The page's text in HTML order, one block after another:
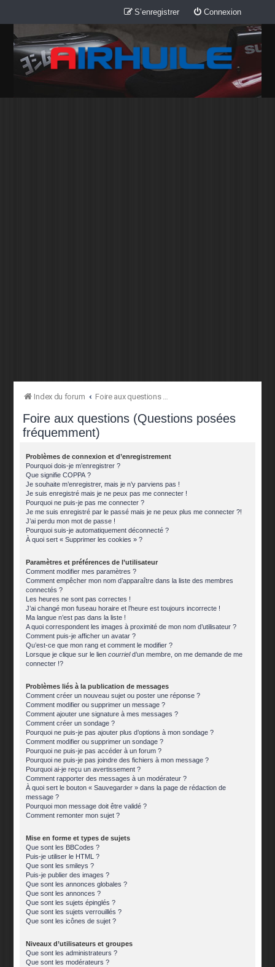
Connexion
S’enregistrer
Index du forum Foire aux questions (Questions posées fréquemment)
Foire aux questions (Questions posées
fréquemment)
Problèmes de connexion et d’enregistrement
Pourquoi dois-je m’enregistrer ?
Que signifie COPPA ?
Je souhaite m’enregistrer, mais je n’y parviens pas !
Je suis enregistré mais je ne peux pas me connecter !
Pourquoi ne puis-je pas me connecter ?
Je me suis enregistré par le passé mais je ne peux plus me connecter ?!
J’ai perdu mon mot de passe !
Pourquoi suis-je automatiquement déconnecté ?
À quoi sert « Supprimer les cookies » ?
Paramètres et préférences de l’utilisateur
Comment modifier mes paramètres ?
Comment empêcher mon nom d’apparaître dans la liste des membres
connectés ?
Les heures ne sont pas correctes !
J’ai changé mon fuseau horaire et l’heure est toujours incorrecte !
Ma langue n’est pas dans la liste !
A quoi correspondent les images à proximité de mon nom d’utilisateur ?
Comment puis-je afficher un avatar ?
Qu’est-ce que mon rang et comment le modifier ?
Lorsque je clique sur le liencourrield’un membre, on me demande de me
connecter !?
Problèmes liés à la publication de messages
Comment créer un nouveau sujet ou poster une réponse ?
Comment modifier ou supprimer un message ?
Comment ajouter une signature à mes messages ?
Comment créer un sondage ?
Pourquoi ne puis-je pas ajouter plus d’options à mon sondage ?
Comment modifier ou supprimer un sondage ?
Pourquoi ne puis-je pas accéder à un forum ?
Pourquoi ne puis-je pas joindre des fichiers à mon message ?
Pourquoi ai-je reçu un avertissement ?
Comment rapporter des messages à un modérateur ?
À quoi sert le bouton « Sauvegarder » dans la page de rédaction de
message ?
Pourquoi mon message doit être validé ?
Comment remonter mon sujet ?
Mise en forme et types de sujets
Que sont les BBCodes ?
Puis-je utiliser le HTML ?
Que sont les smileys ?
Puis-je publier des images ?
Que sont les annonces globales ?
Que sont les annonces ?
Que sont les sujets épinglés ?
Que sont les sujets verrouillés ?
Que sont les icônes de sujet ?
Niveaux d’utilisateurs et groupes
Que sont les administrateurs ?
Que sont les modérateurs ?